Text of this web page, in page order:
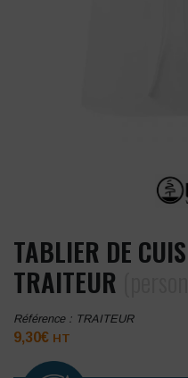
TABLIER DE
TRAITEUR
Référence : TRAITEUR
9,30€ HT